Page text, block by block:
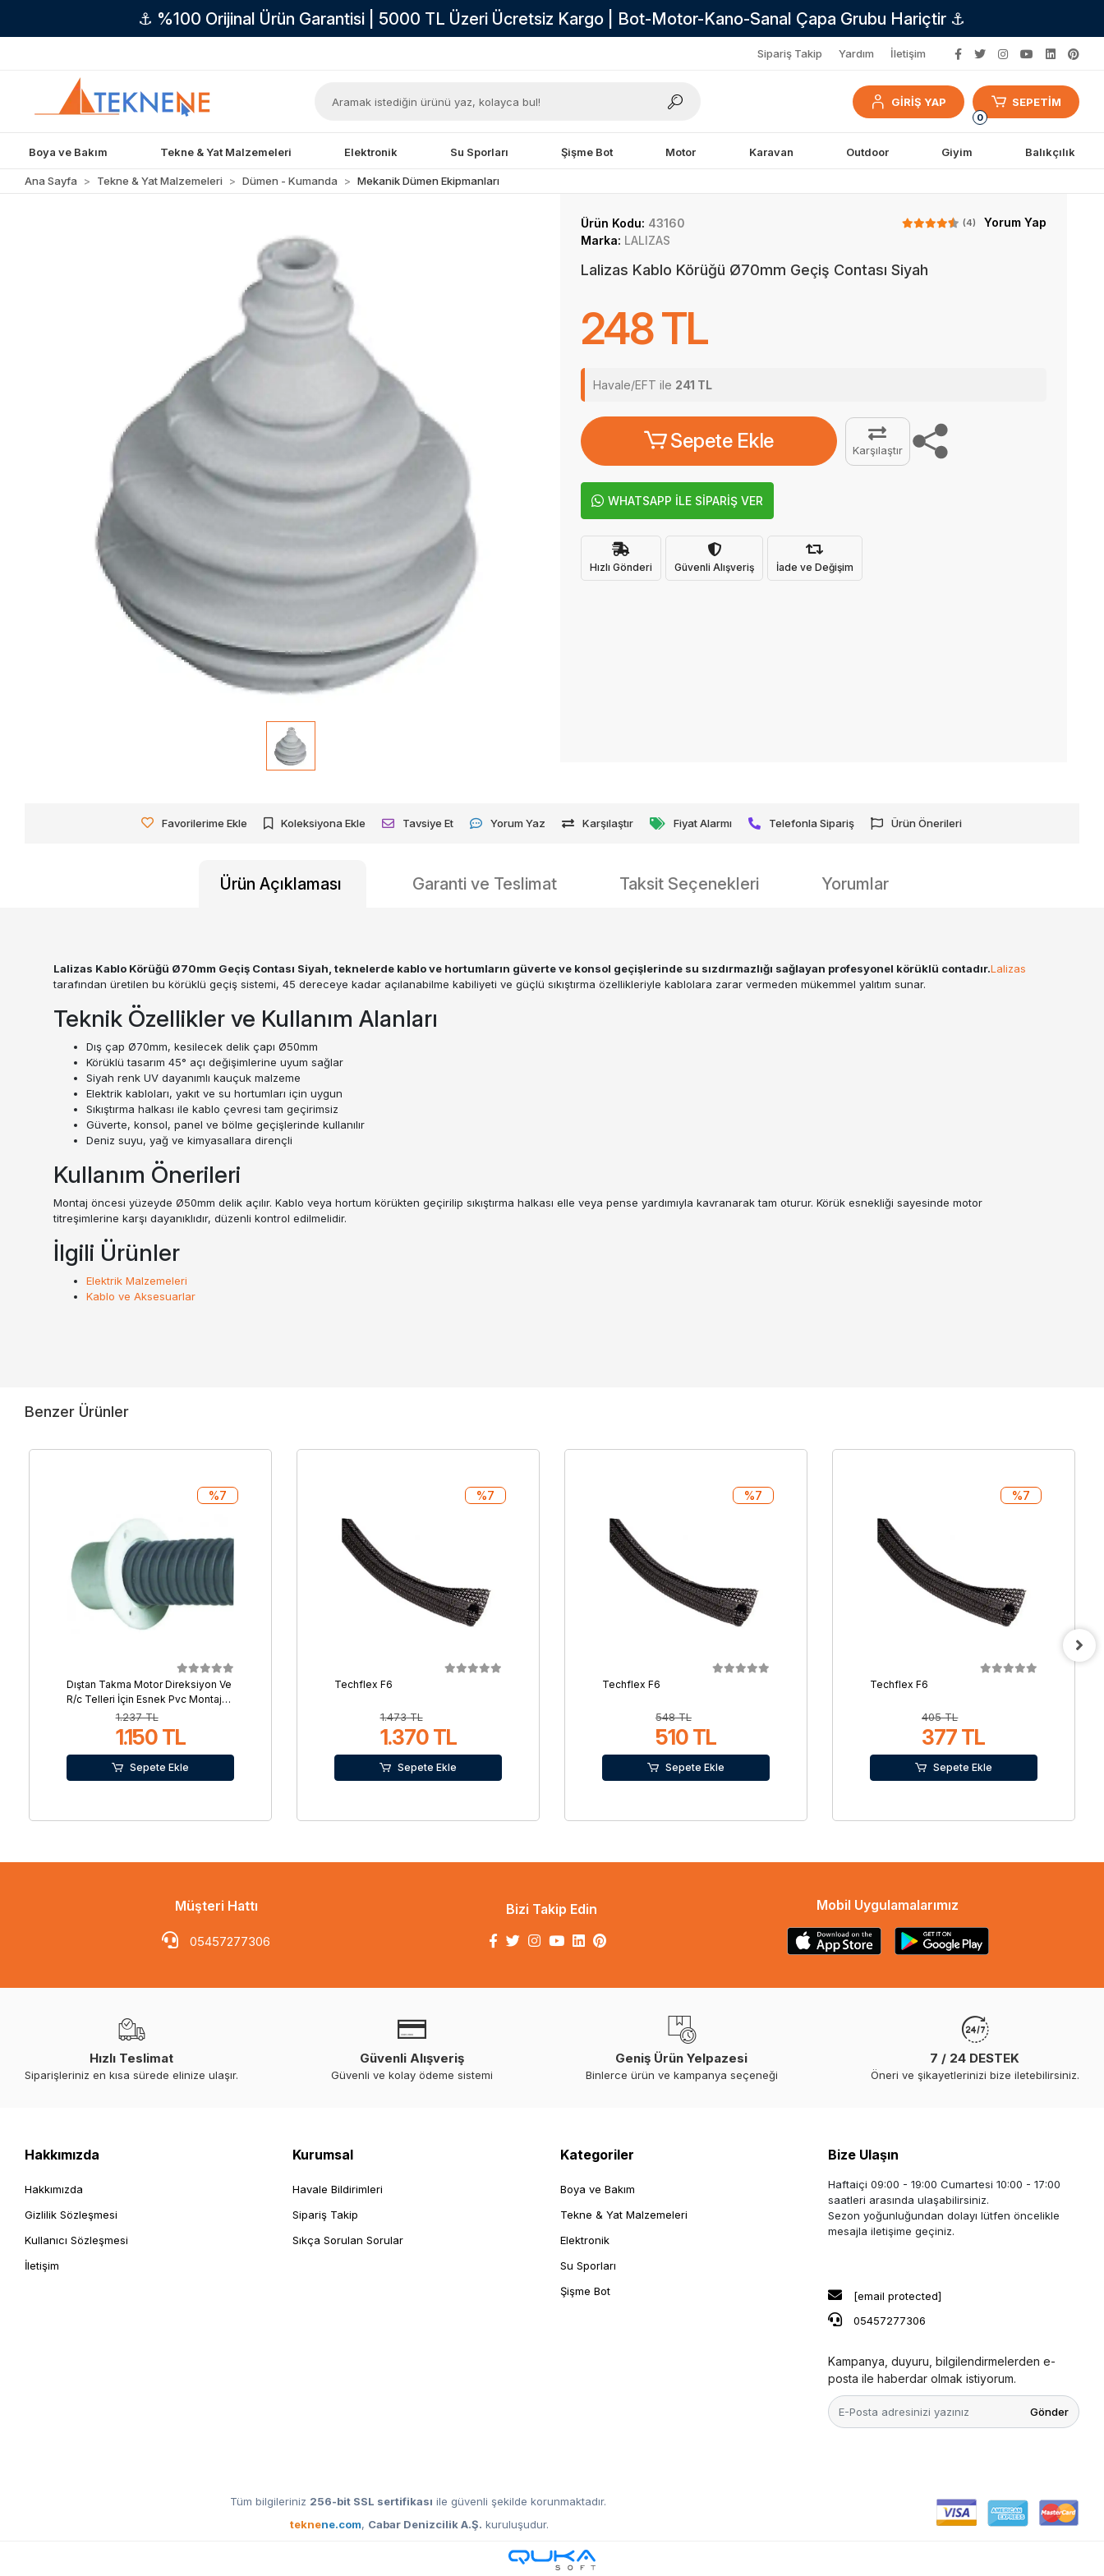
⚓ %100 Orijinal Ürün Garantisi | 5000 TL Üzeri Ücretsiz Kargo | Bot-Motor-Kano-Sanal Çapa Grubu Hariçtir ⚓
Sipariş Takip Yardım İletişim
GİRİŞ YAP
0
SEPETİM
Boya ve Bakım Tekne & Yat Malzemeleri Elektronik Su Sporları Şişme Bot Motor Karavan Outdoor Giyim Balıkçılık
Ana Sayfa Tekne & Yat Malzemeleri Dümen - Kumanda Mekanik Dümen Ekipmanları
Ürün Kodu: 43160 (4)
Yorum Yap
Marka: LALIZAS
Lalizas Kablo Körüğü Ø70mm Geçiş Contası Siyah
248 TL
Havale/EFT ile 241 TL
Sepete Ekle Karşılaştır
WHATSAPP İLE SİPARİŞ VER
Hızlı Gönderi Güvenli Alışveriş İade ve Değişim
Favorilerime Ekle Koleksiyona Ekle Tavsiye Et Yorum Yaz Karşılaştır Fiyat Alarmı Telefonla Sipariş Ürün Önerileri
Ürün Açıklaması Garanti ve Teslimat Taksit Seçenekleri Yorumlar
Lalizas Kablo Körüğü Ø70mm Geçiş Contası Siyah, teknelerde kablo ve hortumların güverte ve konsol geçişlerinde su sızdırmazlığı sağlayan profesyonel körüklü contadır.Lalizas
tarafından üretilen bu körüklü geçiş sistemi, 45 dereceye kadar açılanabilme kabiliyeti ve güçlü sıkıştırma özellikleriyle kablolara zarar vermeden mükemmel yalıtım sunar.
Teknik Özellikler ve Kullanım Alanları
Dış çap Ø70mm, kesilecek delik çapı Ø50mm
Körüklü tasarım 45° açı değişimlerine uyum sağlar
Siyah renk UV dayanımlı kauçuk malzeme
Elektrik kabloları, yakıt ve su hortumları için uygun
Sıkıştırma halkası ile kablo çevresi tam geçirimsiz
Güverte, konsol, panel ve bölme geçişlerinde kullanılır
Deniz suyu, yağ ve kimyasallara dirençli
Kullanım Önerileri
Montaj öncesi yüzeyde Ø50mm delik açılır. Kablo veya hortum körükten geçirilip sıkıştırma halkası elle veya pense yardımıyla kavranarak tam oturur. Körük esnekliği sayesinde motor
titreşimlerine karşı dayanıklıdır, düzenli kontrol edilmelidir.
İlgili Ürünler
Elektrik Malzemeleri
Kablo ve Aksesuarlar
Benzer Ürünler
Dıştan Takma Motor Direksiyon Ve
R/c Telleri İçin Esnek Pvc Montaj
1.237 TL
1.150 TL
%7
Sepete Ekle
Techflex F6
1.473 TL
1.370 TL
%7
Sepete Ekle
Techflex F6
548 TL
510 TL
%7
Sepete Ekle
Techflex F6
405 TL
377 TL
%7
Sepete Ekle
Müşteri Hattı
05457277306
Bizi Takip Edin Mobil Uygulamalarımız
Hızlı Teslimat
Siparişleriniz en kısa sürede elinize ulaşır.
Güvenli Alışveriş
Güvenli ve kolay ödeme sistemi
Geniş Ürün Yelpazesi
Binlerce ürün ve kampanya seçeneği
7 / 24 DESTEK
Öneri ve şikayetlerinizi bize iletebilirsiniz.
Hakkımızda
Hakkımızda
Gizlilik Sözleşmesi
Kullanıcı Sözleşmesi
İletişim
Kurumsal
Havale Bildirimleri
Sipariş Takip
Sıkça Sorulan Sorular
Kategoriler
Boya ve Bakım
Tekne & Yat Malzemeleri
Elektronik
Su Sporları
Şişme Bot
Bize Ulaşın
Haftaiçi 09:00 - 19:00 Cumartesi 10:00 - 17:00
saatleri arasında ulaşabilirsiniz.
Sezon yoğunluğundan dolayı lütfen öncelikle
mesajla iletişime geçiniz.
[email protected]
05457277306
Kampanya, duyuru, bilgilendirmelerden e-
posta ile haberdar olmak istiyorum.
Gönder
Tüm bilgileriniz 256-bit SSL sertifikası ile güvenli şekilde korunmaktadır.
teknene.com, Cabar Denizcilik A.Ş. kuruluşudur.